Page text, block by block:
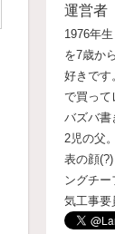
運営者
1976年
を7歳か
好きです
で買って
バズバ書
2児の父
表の顔
ングチ
気工事要